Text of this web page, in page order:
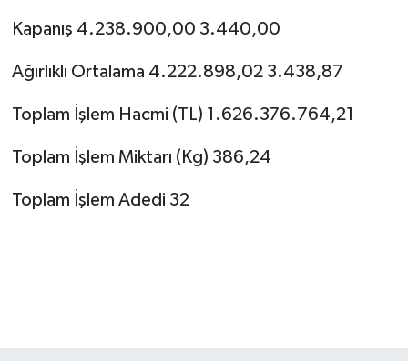
Kapanış 4.238.900,00 3.440,00
Ağırlıklı Ortalama 4.222.898,02 3.438,87
Toplam İşlem Hacmi (TL) 1.626.376.764,21
Toplam İşlem Miktarı (Kg) 386,24
Toplam İşlem Adedi 32